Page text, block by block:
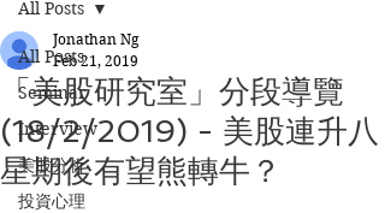
All Posts
Seminar
Interview
美股分析
投資心理
All Posts
「美股研究室」分段導覽
(18/2/2019) - 美股連升八
星期後有望熊轉牛？
Jonathan Ng
Feb 21, 2019